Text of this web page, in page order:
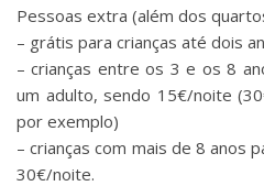
Pessoas extra (além dos
– grátis para crianças até dois
– crianças entre os 3 e os 8
um adulto, sendo 15€/noite
por exemplo)
– crianças com mais de 8 anos
30€/noite.